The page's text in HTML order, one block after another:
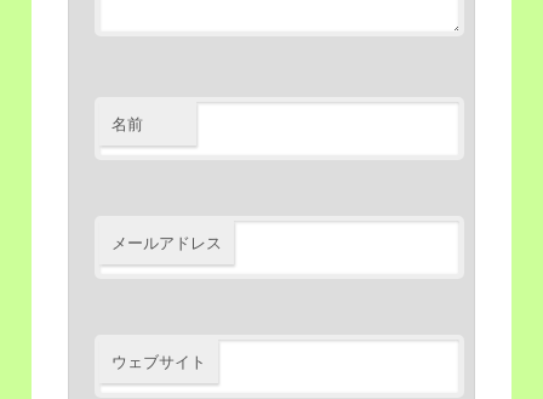
名前
メールアドレス
ウェブサイト